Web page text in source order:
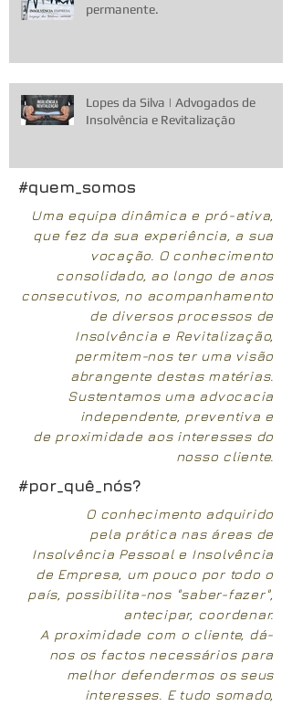
permanente.
Lopes da Silva | Advogados de
Insolvência e Revitalização
#quem_somos
Uma equipa dinâmica e pró-ativa,
que fez da sua experiência, a sua
vocação. O conhecimento
consolidado, ao longo de anos
consecutivos, no acompanhamento
de diversos processos de
Insolvência e Revitalização,
permitem-nos ter uma visão
abrangente destas matérias.
Sustentamos uma advocacia
independente, preventiva e
de proximidade aos interesses do
nosso cliente.
#por_quê_nós?
O conhecimento adquirido
pela prática nas áreas de
Insolvência Pessoal e Insolvência
de Empresa, um pouco por todo o
país, possibilita-nos "saber-fazer",
antecipar, coordenar.
A proximidade com o cliente, dá-
nos os factos necessários para
melhor defendermos os seus
interesses. E tudo somado,